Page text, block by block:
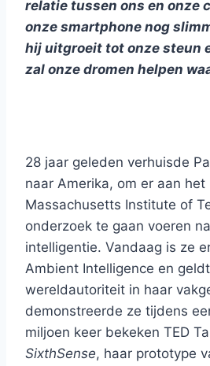
relatie tussen ons en onze
onze smartphone nog
hij uitgroeit tot onze steun
zal onze dromen helpen
28 jaar geleden verhuisde
naar Amerika, om er aan
Massachusetts Institute of
onderzoek te gaan voeren
intelligentie. Vandaag is ze
Ambient Intelligence en
wereldautoriteit in haar
demonstreerde ze tijdens
miljoen keer bekeken TED
SixthSense, haar prototype